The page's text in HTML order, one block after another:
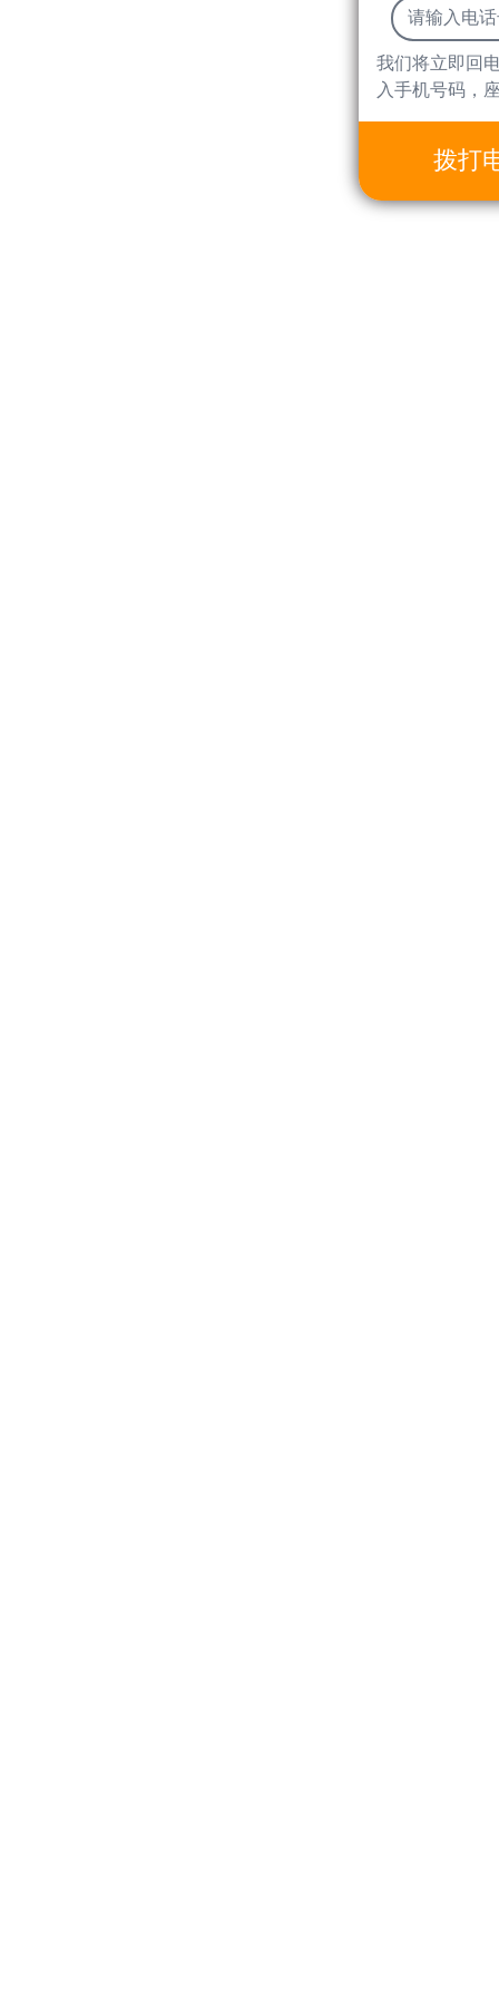
我们将立即回
入手机号码，
拨打